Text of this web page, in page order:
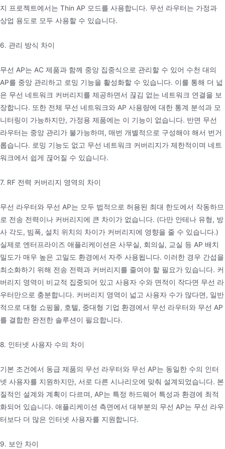
지 프로젝트에서는 Thin AP 모드를 사용합니다. 무선 라우터는 가정과
상업 용도로 모두 사용할 수 있습니다.
6. 관리 방식 차이
무선 AP는 AC 제품과 함께 중앙 집중식으로 관리할 수 있어 수천 대의
AP를 중앙 관리하고 로밍 기능을 활성화할 수 있습니다. 이를 통해 더 넓
은 무선 네트워크 커버리지를 제공하면서 끊김 없는 네트워크 연결을 보
장합니다. 또한 전체 무선 네트워크와 AP 사용량에 대한 통계 분석과 모
니터링이 가능하지만, 가정용 제품에는 이 기능이 없습니다. 반면 무선
라우터는 중앙 관리가 불가능하며, 매번 개별적으로 구성해야 해서 번거
롭습니다. 로밍 기능도 없고 무선 네트워크 커버리지가 제한적이며 네트
워크에서 쉽게 끊어질 수 있습니다.
7. RF 전력 커버리지 영역의 차이
무선 라우터와 무선 AP는 모두 법적으로 허용된 최대 한도에서 작동하므
로 전송 전력이나 커버리지에 큰 차이가 없습니다. (다만 안테나 유형, 방
사 각도, 빔폭, 설치 위치의 차이가 커버리지에 영향을 줄 수 있습니다.)
실제로 엔터프라이즈 애플리케이션은 사무실, 회의실, 교실 등 AP 배치
밀도가 매우 높은 고밀도 환경에서 자주 사용됩니다. 이러한 경우 간섭을
최소화하기 위해 전송 전력과 커버리지를 줄여야 할 필요가 있습니다. 커
버리지 영역이 비교적 집중되어 있고 사용자 수와 면적이 작다면 무선 라
우터만으로 충분합니다. 커버리지 영역이 넓고 사용자 수가 많다면, 일반
적으로 대형 쇼핑몰, 호텔, 중대형 기업 환경에서 무선 라우터와 무선 AP
를 결합한 완전한 솔루션이 필요합니다.
8. 인터넷 사용자 수의 차이
기본 조건에서 동급 제품의 무선 라우터와 무선 AP는 동일한 수의 인터
넷 사용자를 지원하지만, 서로 다른 시나리오에 맞춰 설계되었습니다. 본
질적인 설계와 계획이 다르며, AP는 특정 하드웨어 특성과 환경에 최적
화되어 있습니다. 애플리케이션 측면에서 대부분의 무선 AP는 무선 라우
터보다 더 많은 인터넷 사용자를 지원합니다.
9. 보안 차이